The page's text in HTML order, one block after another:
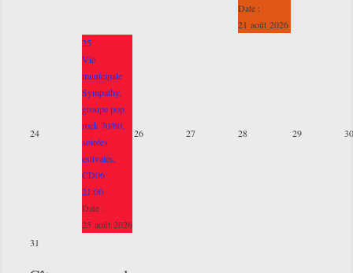
Date :
21 août 2026
24
25
Vie
municipale
Sympathy,
groupe pop
rock 70/80,
soirées
estivales,
CD06
21:00
Date :
25 août 2026
26 27 28 29
31